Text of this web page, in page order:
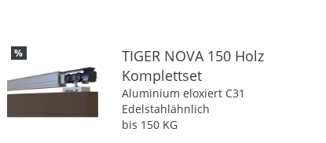
%
TIGER NOVA 150 Holz
Komplettset
Aluminium eloxiert C31
Edelstahlähnlich
bis 150 KG